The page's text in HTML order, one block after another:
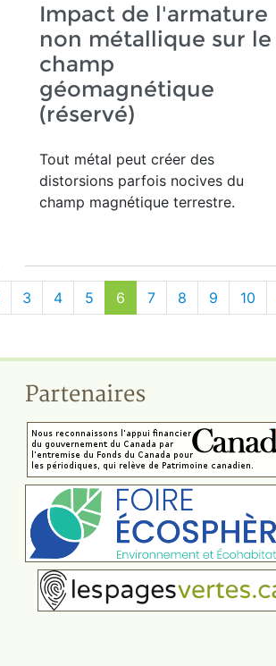
Impact de l'armature
non métallique sur le
champ
géomagnétique
(réservé)
Tout métal peut créer des
distorsions parfois nocives du
champ magnétique terrestre.
3 4 5 6 7 8 9 10
Partenaires